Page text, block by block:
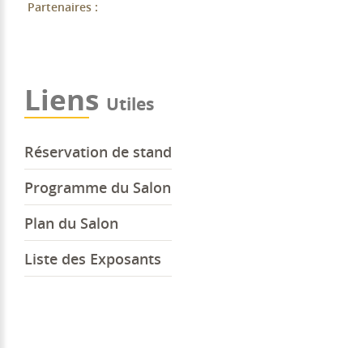
Partenaires :
Liens Utiles
Réservation de stand
Programme du Salon
Plan du Salon
Liste des Exposants